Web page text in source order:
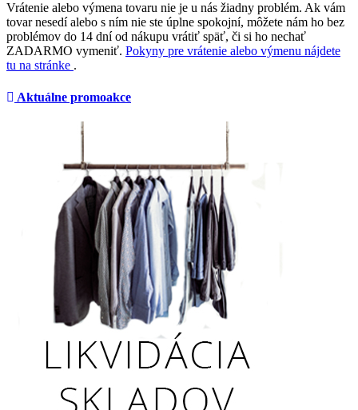
Vrátenie alebo výmena tovaru nie je u nás žiadny problém. Ak vám
tovar nesedí alebo s ním nie ste úplne spokojní, môžete nám ho bez
problémov do 14 dní od nákupu vrátiť späť, či si ho nechať
ZADARMO vymeniť. Pokyny pre vrátenie alebo výmenu nájdete
tu na stránke .
Aktuálne promoakce